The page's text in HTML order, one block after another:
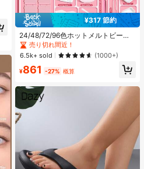
¥317 節約
24/48/72/96色ホットメルトビーズ
クリエイティブクラフトセット、ス
クエアペグボード、多層収納ボック
ス、アイロンペーパー、カラフルな
キーチェーン、装飾アクセサリー、
ハンギングロープ付き、DIY愛好家
がDIYパズル、バレンタインデーギ
フト、誕生日ギフトを手作りできま
す。
#1 ベストセラー
に ジュエリー製作セット
売り切れ間近！
#1 ベストセラー
に ジュエリー製作セット
売り切れ間近！
#1 ベストセラー
に ジュエリー製作セット
売り切れ間近！
#1 ベストセラー
に ジュエリー製作セット
売り切れ間近！
6.5k+ sold (1000+)
¥861 -27% 概算